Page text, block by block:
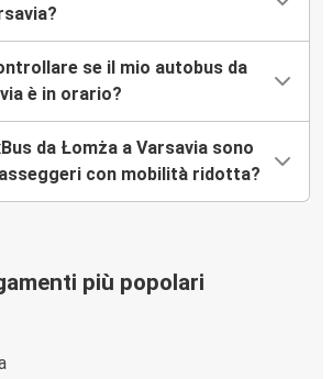
se il mio autobus da
è in orario?
da Łomża a Varsavia sono
con mobilità ridotta?
più popolari